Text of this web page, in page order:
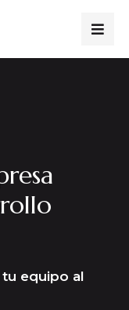
tu equipo al